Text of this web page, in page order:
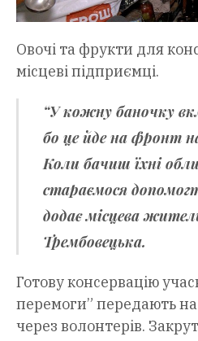
Овочі та фрукти для
місцеві підприємці.
“У кожну баночку
бо це йде на фронт
Коли бачиш їхні
стараємося
додає місцева
Трембовецька.
Готову консервацію
перемоги” передають
через волонтерів.